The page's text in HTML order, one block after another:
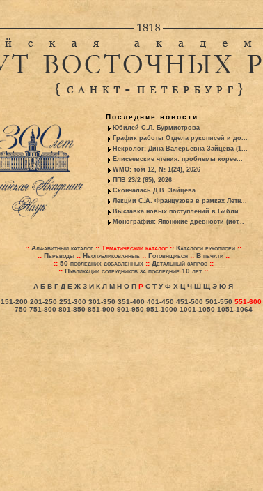
Последние новости
Юбилей С.Л. Бурмистрова
График работы Отдела рукописей и до...
Некролог: Дина Валерьевна Зайцева (1...
Елисеевские чтения: проблемы корее...
WMO: том 12, № 1(24), 2026
ППВ 23/2 (65), 2026
Скончалась Д.В. Зайцева
Лекции С.А. Французова в рамках Летн...
Выставка новых поступлений в Библи...
Монография: Японские древности (ист...
:: Алфавитный каталог :: Тематический каталог :: Каталоги рукописей ::
:: Переводы:: Неопубликованные:: Готовящиеся:: В печати::
:: 50 последних добавленных:: Детальный запрос::
:: Публикации сотрудников за последние 10 лет::
А Б В Г Д Е Ж З И К Л М Н О П Р С Т У Ф Х Ц Ч Ш Щ Э Ю Я
151-200 201-250 251-300 301-350 351-400 401-450 451-500 501-550 551-600
750 751-800 801-850 851-900 901-950 951-1000 1001-1050 1051-1064